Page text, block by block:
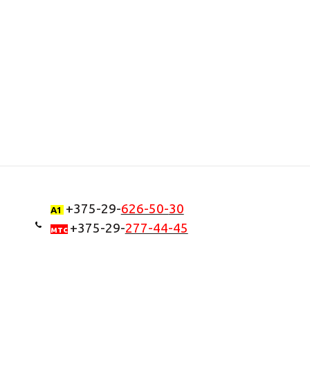
А1 +375-29-626-50-30
мтс +375-29-277-44-45